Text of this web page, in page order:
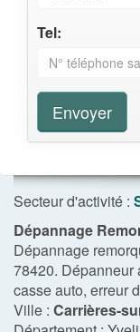
Tel:
Envoyer
Secteur d'activité :
Dépannage
Dépannage
78420. Dépanneur
casse auto, erreur
Ville : Carrières-